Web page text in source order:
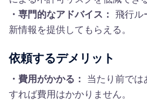
・専門的なアドバイス： 飛行ル
新情報を提供してもらえる。
依頼するデメリット
・費用がかかる： 当たり前で
すれば費用はかかりません。